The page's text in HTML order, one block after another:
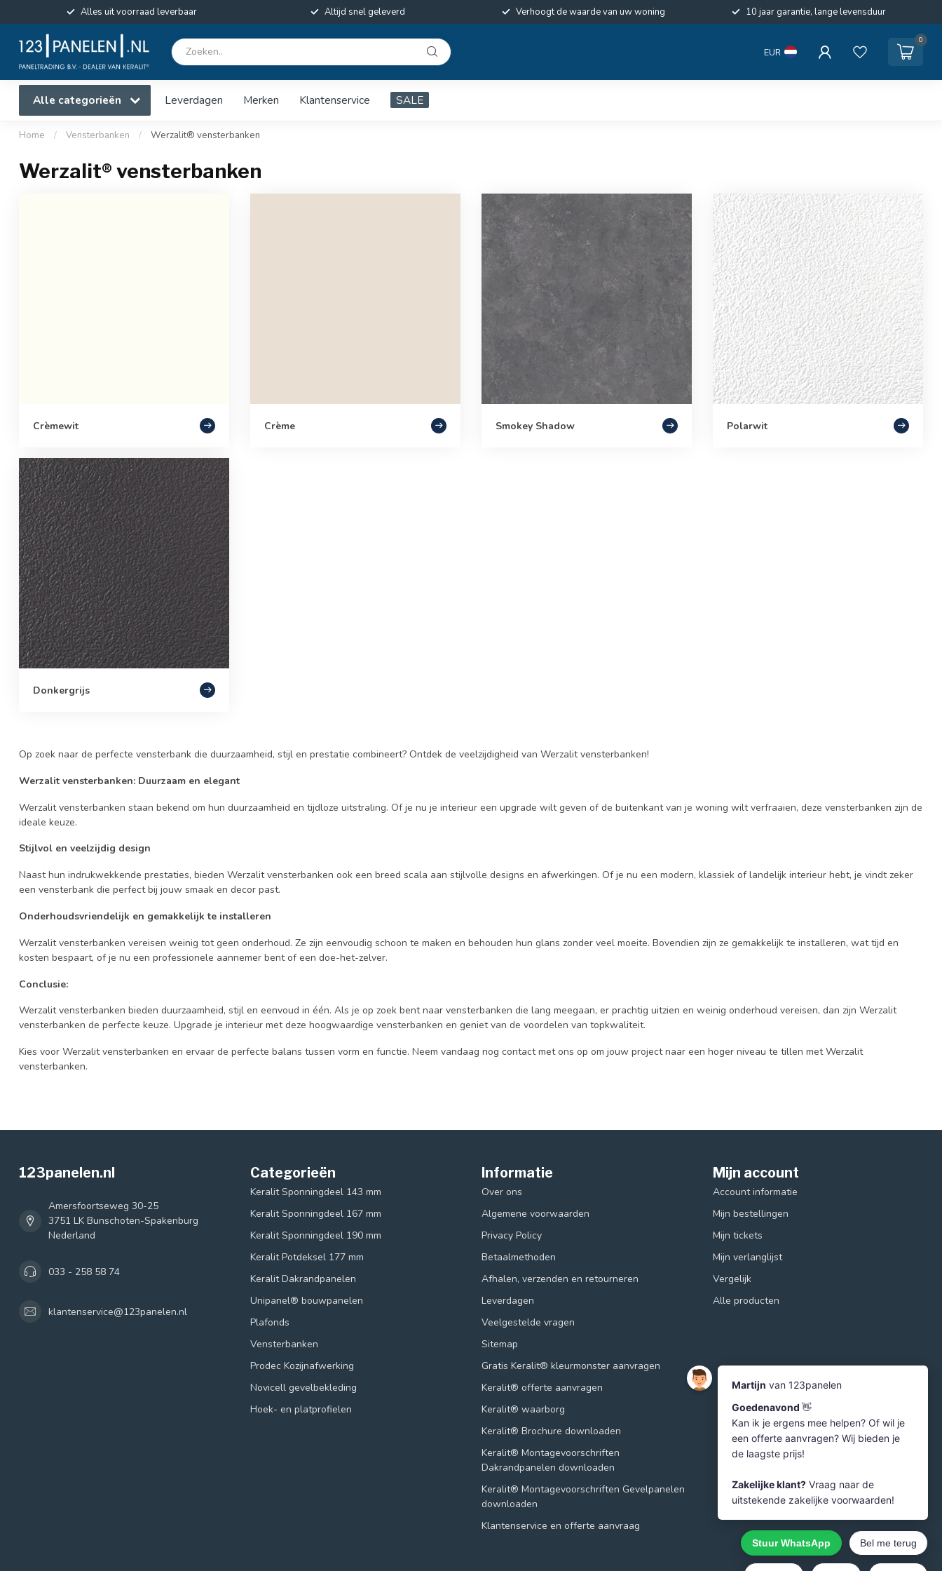
Alles uit voorraad leverbaar Altijd snel geleverd Verhoogt de waarde van uw woning 10 jaar garantie, lange levensduur
EUR
0
Alle categorieën Leverdagen Merken Klantenservice SALE
Home / Vensterbanken / Werzalit® vensterbanken
Werzalit® vensterbanken
Crèmewit Crème Smokey Shadow Polarwit
Donkergrijs
Op zoek naar de perfecte vensterbank die duurzaamheid, stijl en prestatie combineert? Ontdek de veelzijdigheid van Werzalit vensterbanken!
Werzalit vensterbanken: Duurzaam en elegant
Werzalit vensterbanken staan bekend om hun duurzaamheid en tijdloze uitstraling. Of je nu je interieur een upgrade wilt geven of de buitenkant van je woning wilt verfraaien, deze vensterbanken zijn de
ideale keuze.
Stijlvol en veelzijdig design
Naast hun indrukwekkende prestaties, bieden Werzalit vensterbanken ook een breed scala aan stijlvolle designs en afwerkingen. Of je nu een modern, klassiek of landelijk interieur hebt, je vindt zeker
een vensterbank die perfect bij jouw smaak en decor past.
Onderhoudsvriendelijk en gemakkelijk te installeren
Werzalit vensterbanken vereisen weinig tot geen onderhoud. Ze zijn eenvoudig schoon te maken en behouden hun glans zonder veel moeite. Bovendien zijn ze gemakkelijk te installeren, wat tijd en
kosten bespaart, of je nu een professionele aannemer bent of een doe-het-zelver.
Conclusie:
Werzalit vensterbanken bieden duurzaamheid, stijl en eenvoud in één. Als je op zoek bent naar vensterbanken die lang meegaan, er prachtig uitzien en weinig onderhoud vereisen, dan zijn Werzalit
vensterbanken de perfecte keuze. Upgrade je interieur met deze hoogwaardige vensterbanken en geniet van de voordelen van topkwaliteit.
Kies voor Werzalit vensterbanken en ervaar de perfecte balans tussen vorm en functie. Neem vandaag nog contact met ons op om jouw project naar een hoger niveau te tillen met Werzalit
vensterbanken.
123panelen.nl
Amersfoortseweg 30-25
3751 LK Bunschoten-Spakenburg
Nederland
033 - 258 58 74
klantenservice@123panelen.nl
Categorieën
Keralit Sponningdeel 143 mm
Keralit Sponningdeel 167 mm
Keralit Sponningdeel 190 mm
Keralit Potdeksel 177 mm
Keralit Dakrandpanelen
Unipanel® bouwpanelen
Plafonds
Vensterbanken
Prodec Kozijnafwerking
Novicell gevelbekleding
Hoek- en platprofielen
Informatie
Over ons
Algemene voorwaarden
Privacy Policy
Betaalmethoden
Afhalen, verzenden en retourneren
Leverdagen
Veelgestelde vragen
Sitemap
Gratis Keralit® kleurmonster aanvragen
Keralit® offerte aanvragen
Keralit® waarborg
Keralit® Brochure downloaden
Keralit® Montagevoorschriften
Dakrandpanelen downloaden
Keralit® Montagevoorschriften Gevelpanelen
downloaden
Klantenservice en offerte aanvraag
Mijn account
Account informatie
Mijn bestellingen
Mijn tickets
Mijn verlanglijst
Vergelijk
Alle producten